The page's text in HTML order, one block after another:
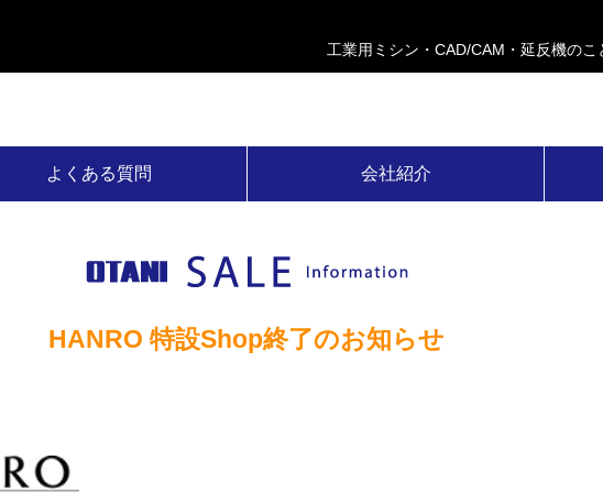
工業用ミシン・CAD/CAM・延反機のこ
よくある質問 会社紹介
HANRO 特設Shop終了のお知らせ